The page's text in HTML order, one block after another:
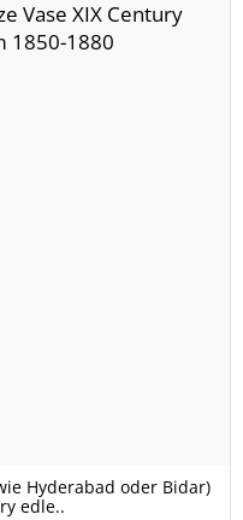
Hyderabad oder Bidar)
edle..